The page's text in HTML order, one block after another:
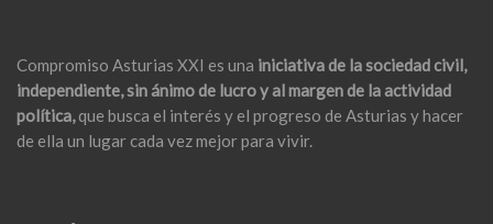
Compromiso Asturias XXI es una iniciativa de la sociedad civil,
independiente, sin ánimo de lucro y al margen de la actividad
política,que busca el interés y el progreso de Asturias y hacer
de ella un lugar cada vez mejor para vivir.